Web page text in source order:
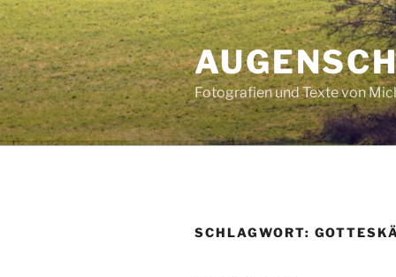
Zum
Inhalt
springen
Fotografien und Texte von
SCHLAGWORT: